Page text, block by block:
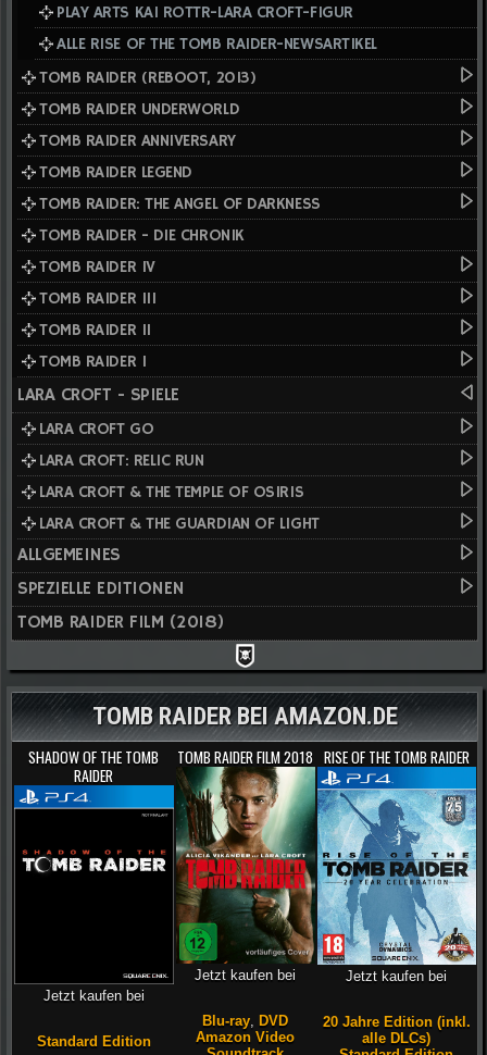
PLAY ARTS KAI ROTTR-LARA CROFT-FIGUR
ALLE RISE OF THE TOMB RAIDER-NEWSARTIKEL
TOMB RAIDER (REBOOT, 2013)
TOMB RAIDER UNDERWORLD
TOMB RAIDER ANNIVERSARY
TOMB RAIDER LEGEND
TOMB RAIDER: THE ANGEL OF DARKNESS
TOMB RAIDER - DIE CHRONIK
TOMB RAIDER IV
TOMB RAIDER III
TOMB RAIDER II
TOMB RAIDER I
LARA CROFT - SPIELE
LARA CROFT GO
LARA CROFT: RELIC RUN
LARA CROFT & THE TEMPLE OF OSIRIS
LARA CROFT & THE GUARDIAN OF LIGHT
ALLGEMEINES
SPEZIELLE EDITIONEN
TOMB RAIDER FILM (2018)
TOMB RAIDER BEI AMAZON.DE
SHADOW OF THE TOMB
RAIDER
Jetzt kaufen bei
Standard Edition
TOMB RAIDER FILM 2018
Jetzt kaufen bei
Blu-ray
DVD
Amazon Video
RISE OF THE TOMB RAIDER
Jetzt kaufen bei
20 Jahre Edition (inkl.
alle DLCs)